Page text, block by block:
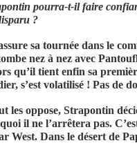
pourra-t-il faire
?
sa tournée dans le
nez à nez avec
qu’il tient enfin sa
s’est volatilisé ! Pas de
les oppose, Strapontin
il ne l’arrêtera pas.
West. Dans le désert de